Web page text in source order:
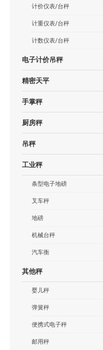
计价仪表/台秤
计重仪表/台秤
计数仪表/台秤
电子计价吊秤
精密天平
手掌秤
厨房秤
吊秤
工业秤
条型电子地磅
叉车秤
地磅
机械台秤
汽车衡
其他秤
婴儿秤
弹簧秤
便携式电子秤
邮用秤